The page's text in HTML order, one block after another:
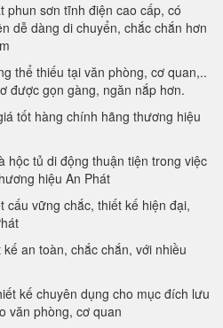
phun sơn tĩnh điện cao cấp, có
dễ dàng di chuyển, chắc chắn hơn
thể thiếu tại văn phòng, cơ quan,..
được gọn gàng, ngăn nắp hơn.
tốt hàng chính hãng thương hiệu
hộc tủ di động thuận tiện trong việc
hiệu An Phát
cấu vững chắc, thiết kế hiện đại,
an toàn, chắc chắn, với nhiều
kế chuyên dụng cho mục đích lưu
văn phòng, cơ quan